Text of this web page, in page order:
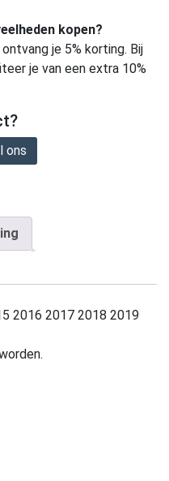
kopen?
je 5% korting. Bij
je van een extra 10%
ons
2016 2017 2018 2019